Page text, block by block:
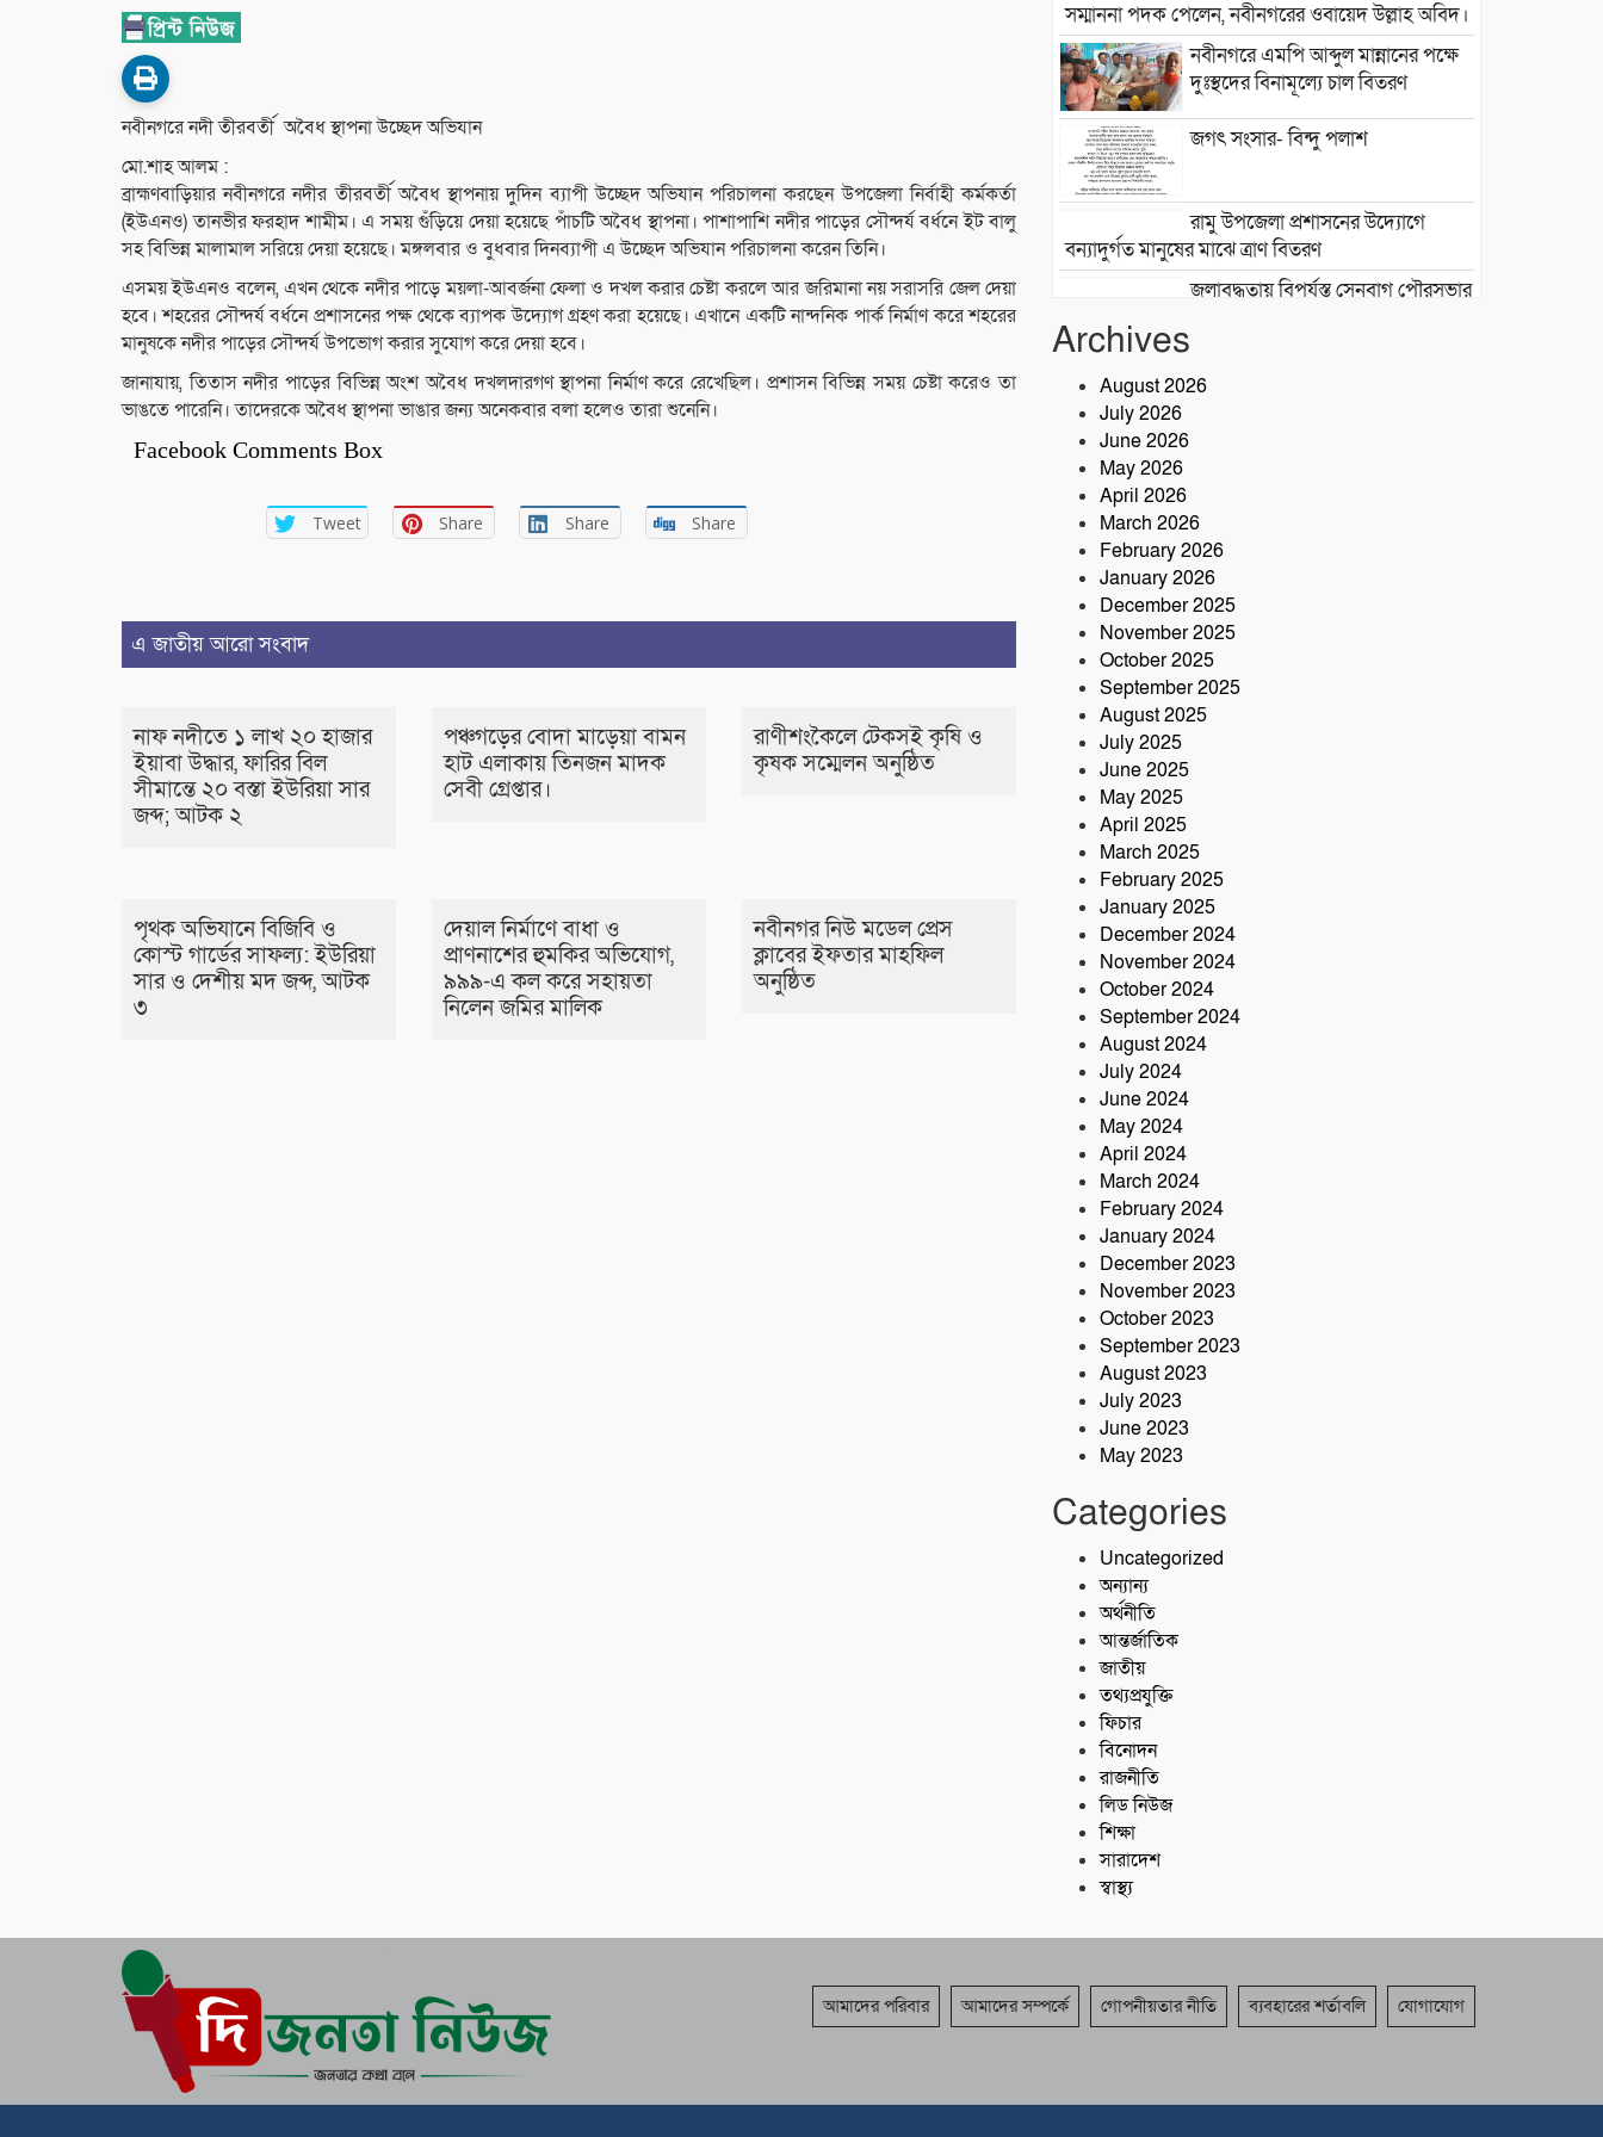
নবীনগরে নদী তীরবর্তী অবৈধ স্থাপনা উচ্ছেদ অভিযান
মো.শাহ আলম :
ব্রাহ্মণবাড়িয়ার নবীনগরে নদীর তীরবর্তী অবৈধ স্থাপনায় দুদিন ব্যাপী উচ্ছেদ অভিযান পরিচালনা করছেন উপজেলা নির্বাহী কর্মকর্তা
(ইউএনও) তানভীর ফরহাদ শামীম। এ সময় গুঁড়িয়ে দেয়া হয়েছে পাঁচটি অবৈধ স্থাপনা। পাশাপাশি নদীর পাড়ের সৌন্দর্য বর্ধনে ইট বালু
সহ বিভিন্ন মালামাল সরিয়ে দেয়া হয়েছে। মঙ্গলবার ও বুধবার দিনব্যাপী এ উচ্ছেদ অভিযান পরিচালনা করেন তিনি।
এসময় ইউএনও বলেন, এখন থেকে নদীর পাড়ে ময়লা-আবর্জনা ফেলা ও দখল করার চেষ্টা করলে আর জরিমানা নয় সরাসরি জেল দেয়া
হবে। শহরের সৌন্দর্য বর্ধনে প্রশাসনের পক্ষ থেকে ব্যাপক উদ্যোগ গ্রহণ করা হয়েছে। এখানে একটি নান্দনিক পার্ক নির্মাণ করে শহরের
মানুষকে নদীর পাড়ের সৌন্দর্য উপভোগ করার সুযোগ করে দেয়া হবে।
জানাযায়, তিতাস নদীর পাড়ের বিভিন্ন অংশ অবৈধ দখলদারগণ স্থাপনা নির্মাণ করে রেখেছিল। প্রশাসন বিভিন্ন সময় চেষ্টা করেও তা
ভাঙতে পারেনি। তাদেরকে অবৈধ স্থাপনা ভাঙার জন্য অনেকবার বলা হলেও তারা শুনেনি।
Facebook Comments Box
Tweet Share Share Share
এ জাতীয় আরো সংবাদ
নাফ নদীতে ১ লাখ ২০ হাজার
ইয়াবা উদ্ধার, ফারির বিল
সীমান্তে ২০ বস্তা ইউরিয়া সার
জব্দ; আটক ২
পঞ্চগড়ের বোদা মাড়েয়া বামন
হাট এলাকায় তিনজন মাদক
সেবী গ্রেপ্তার।
রাণীশংকৈলে টেকসই কৃষি ও
কৃষক সম্মেলন অনুষ্ঠিত
পৃথক অভিযানে বিজিবি ও
কোস্ট গার্ডের সাফল্য: ইউরিয়া
সার ও দেশীয় মদ জব্দ, আটক
৩
দেয়াল নির্মাণে বাধা ও
প্রাণনাশের হুমকির অভিযোগ,
৯৯৯-এ কল করে সহায়তা
নিলেন জমির মালিক
নবীনগর নিউ মডেল প্রেস
ক্লাবের ইফতার মাহফিল
অনুষ্ঠিত
সম্মাননা পদক পেলেন, নবীনগরের ওবায়েদ উল্লাহ অবিদ।
নবীনগরে এমপি আব্দুল মান্নানের পক্ষে
দুঃস্থদের বিনামূল্যে চাল বিতরণ
জগৎ সংসার- বিন্দু পলাশ
রামু উপজেলা প্রশাসনের উদ্যোগে
বন্যাদুর্গত মানুষের মাঝে ত্রাণ বিতরণ
জলাবদ্ধতায় বিপর্যস্ত সেনবাগ পৌরসভার
পুলিশ, নেতৃত্বে ওসি আবদুর রহিম
সড়ক দুর্ঘটনায় আরেক প্রাণহানি,
কবিরহাটে নিহত ৬০ বছরের কৃষক
Archives
August 2026
July 2026
June 2026
May 2026
April 2026
March 2026
February 2026
January 2026
December 2025
November 2025
October 2025
September 2025
August 2025
July 2025
June 2025
May 2025
April 2025
March 2025
February 2025
January 2025
December 2024
November 2024
October 2024
September 2024
August 2024
July 2024
June 2024
May 2024
April 2024
March 2024
February 2024
January 2024
December 2023
November 2023
October 2023
September 2023
August 2023
July 2023
June 2023
May 2023
Categories
Uncategorized
অন্যান্য
অর্থনীতি
আন্তর্জাতিক
জাতীয়
তথ্যপ্রযুক্তি
ফিচার
বিনোদন
রাজনীতি
লিড নিউজ
শিক্ষা
সারাদেশ
স্বাস্থ্য
আমাদের পরিবার আমাদের সম্পর্কে গোপনীয়তার নীতি ব্যবহারের শর্তাবলি যোগাযোগ